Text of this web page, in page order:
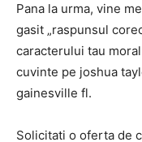
Pana la urma, vine
gasit „raspunsul
caracterului tau
cuvinte pe joshua
gainesville fl.
Solicitati o oferta de